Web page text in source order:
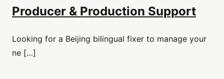
Producer & Production Support
Looking for a Beijing bilingual fixer to manage your
ne […]